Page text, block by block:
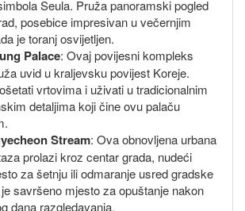
Seula. Pruža panoramski pogled
posebice impresivan u večernjim
je toranj osvijetljen.
Palace: Ovaj povijesni kompleks
uvid u kraljevsku povijest Koreje.
vrtovima i uživati u tradicionalnim
detaljima koji čine ovu palaču
Stream: Ova obnovljena urbana
prolazi kroz centar grada, nudeći
za šetnju ili odmaranje usred gradske
savršeno mjesto za opuštanje nakon
dana razgledavanja.